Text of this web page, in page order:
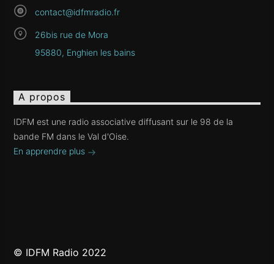
contact@idfmradio.fr
26bis rue de Mora
95880, Enghien les bains
A propos
IDFM est une radio associative diffusant sur le 98 de la
bande FM dans le Val d'Oise.
En apprendre plus
© IDFM Radio 2022